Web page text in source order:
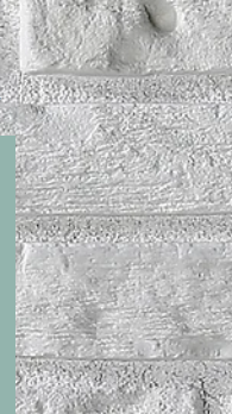
Diğer Eylemler